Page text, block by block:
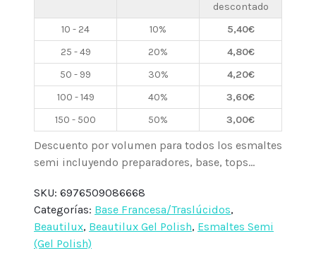
BN12
Traslúcido,
10ml
Beautilux
cantidad
descontado
10 - 24
10% 5,40€
25 - 49
20% 4,80€
50 - 99
30% 4,20€
100 - 149
40% 3,60€
150 - 500
50% 3,00€
Descuento por volumen para todos los esmaltes
semi incluyendo preparadores, base, tops...
SKU: 6976509086668
Categorías: Base Francesa/Traslúcidos,
Beautilux, Beautilux Gel Polish, Esmaltes Semi
(Gel Polish)